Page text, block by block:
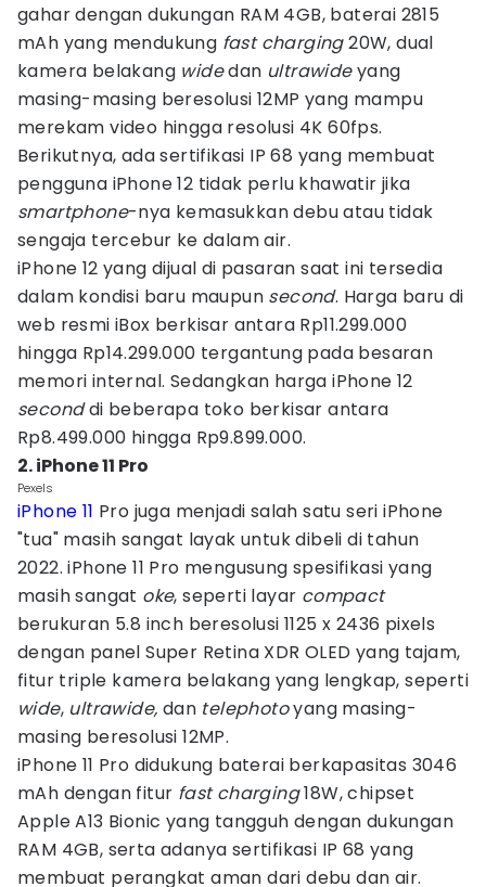
gahar dengan dukungan RAM 4GB, baterai 2815
mAh yang mendukung fast charging20W, dual
kamera belakang widedan ultrawideyang
masing-masing beresolusi 12MP yang mampu
merekam video hingga resolusi 4K 60fps.
Berikutnya, ada sertifikasi IP 68 yang membuat
pengguna iPhone 12 tidak perlu khawatir jika
smartphone-nya kemasukkan debu atau tidak
sengaja tercebur ke dalam air.
iPhone 12 yang dijual di pasaran saat ini tersedia
dalam kondisi baru maupun second. Harga baru di
web resmi iBox berkisar antara Rp11.299.000
hingga Rp14.299.000 tergantung pada besaran
memori internal. Sedangkan harga iPhone 12
seconddi beberapa toko berkisar antara
Rp8.499.000 hingga Rp9.899.000.
2. iPhone 11 Pro
Pexels
iPhone 11 Pro juga menjadi salah satu seri iPhone
"tua" masih sangat layak untuk dibeli di tahun
2022. iPhone 11 Pro mengusung spesifikasi yang
masih sangat oke, seperti layar compact
berukuran 5.8 inch beresolusi 1125 x 2436 pixels
dengan panel Super Retina XDR OLED yang tajam,
fitur triple kamera belakang yang lengkap, seperti
wide, ultrawide, dan telephotoyang masing-
masing beresolusi 12MP.
iPhone 11 Pro didukung baterai berkapasitas 3046
mAh dengan fitur fast charging18W, chipset
Apple A13 Bionic yang tangguh dengan dukungan
RAM 4GB, serta adanya sertifikasi IP 68 yang
membuat perangkat aman dari debu dan air.